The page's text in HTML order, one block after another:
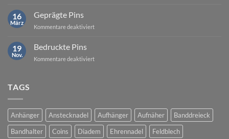
16
März
Geprägte Pins
Kommentare deaktiviertfür
19
Nov.
Bedruckte Pins
Kommentare deaktiviertfür
TAGS
Anhänger Anstecknadel Aufhänger Aufnäher
Banddreieck
Bandhalter
Coins Diadem Ehrennadel Feldblech